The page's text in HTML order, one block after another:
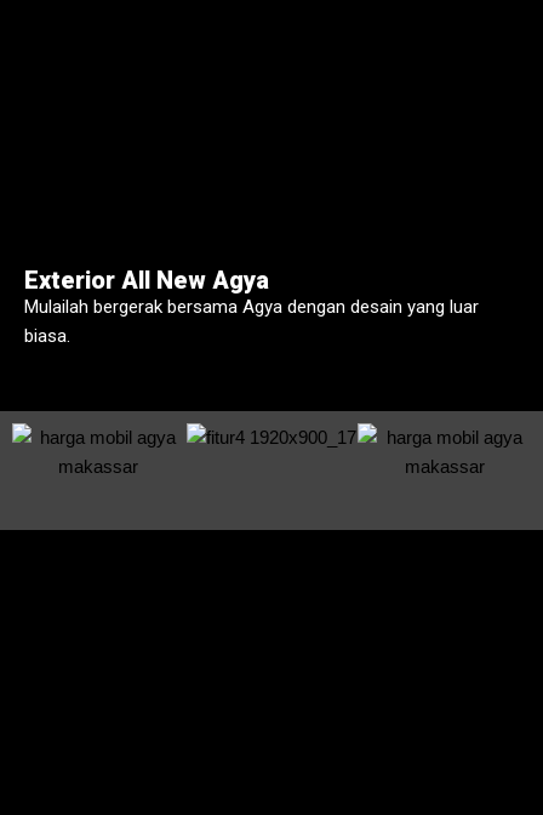
Exterior All New Agya
Mulailah bergerak bersama Agya dengan desain yang luar
biasa.